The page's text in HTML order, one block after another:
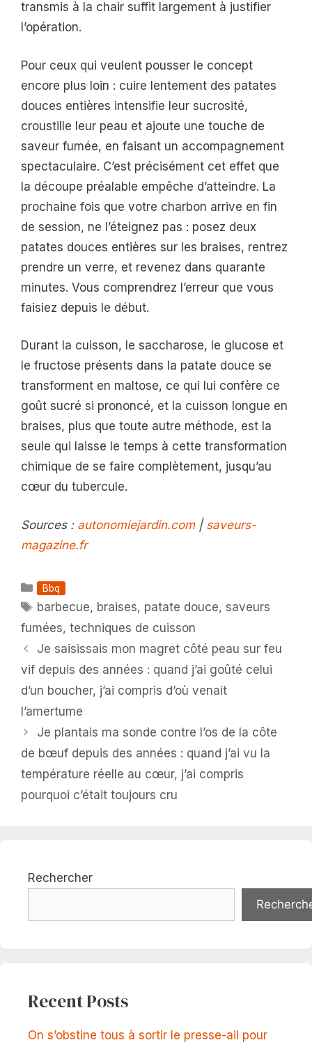
transmis à la chair suffit largement à justifier
l’opération.
Pour ceux qui veulent pousser le concept
encore plus loin : cuire lentement des patates
douces entières intensifie leur sucrosité,
croustille leur peau et ajoute une touche de
saveur fumée, en faisant un accompagnement
spectaculaire. C’est précisément cet effet que
la découpe préalable empêche d’atteindre. La
prochaine fois que votre charbon arrive en fin
de session, ne l’éteignez pas : posez deux
patates douces entières sur les braises, rentrez
prendre un verre, et revenez dans quarante
minutes. Vous comprendrez l’erreur que vous
faisiez depuis le début.
Durant la cuisson, le saccharose, le glucose et
le fructose présents dans la patate douce se
transforment en maltose, ce qui lui confère ce
goût sucré si prononcé, et la cuisson longue en
braises, plus que toute autre méthode, est la
seule qui laisse le temps à cette transformation
chimique de se faire complètement, jusqu’au
cœur du tubercule.
Sources : autonomiejardin.com| saveurs-
magazine.fr
Catégories
Bbq
Étiquettes
barbecue, braises, patate douce, saveurs
fumées, techniques de cuisson
Je saisissais mon magret côté peau sur feu
vif depuis des années : quand j’ai goûté celui
d’un boucher, j’ai compris d’où venait
l’amertume
Je plantais ma sonde contre l’os de la côte
de bœuf depuis des années : quand j’ai vu la
température réelle au cœur, j’ai compris
pourquoi c’était toujours cru
Rechercher
Recent Posts
On s’obstine tous à sortir le presse-ail pour